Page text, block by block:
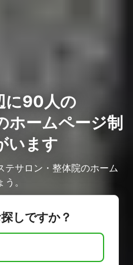
に90人の
ホームページ制
います
テサロン・整体院のホーム
。
しですか？